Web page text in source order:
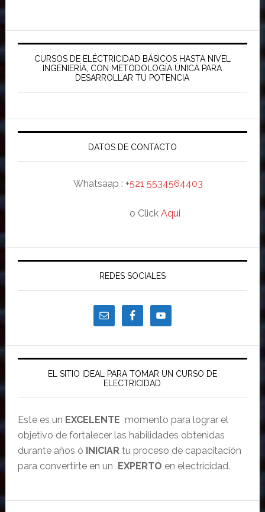
Barra
lateral
principal
CURSOS DE ELÉCTRICIDAD BÁSICOS HASTA NIVEL
INGENIERÍA, CON METODOLOGÍA ÚNICA PARA
DESARROLLAR TU POTENCIA
DATOS DE CONTACTO
Whatsaap : +521 5534564403
o Click Aqui
REDES SOCIALES
EL SITIO IDEAL PARA TOMAR UN CURSO DE
ELECTRICIDAD
Este es un EXCELENTE momento para lograr el
objetivo de fortalecer las habilidades obtenidas
durante años ó INICIAR tu proceso de capacitación
para convertirte en un EXPERTO en electricidad.